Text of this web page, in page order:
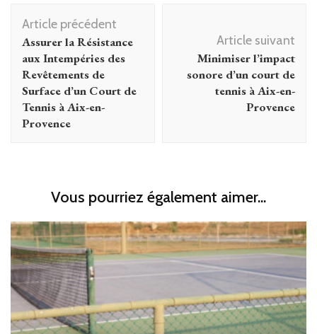
Navigation
d'article
Article précédent
Assurer la Résistance
aux Intempéries des
Revêtements de
Surface d’un Court de
Tennis à Aix-en-
Provence
Article suivant
Minimiser l’impact
sonore d’un court de
tennis à Aix-en-
Provence
Vous pourriez également aimer...